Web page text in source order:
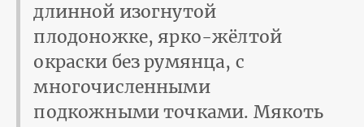
длинной изогнутой
плодоножке, ярко-жёлтой
окраски без румянца, с
многочисленными
подкожными точками. Мякоть